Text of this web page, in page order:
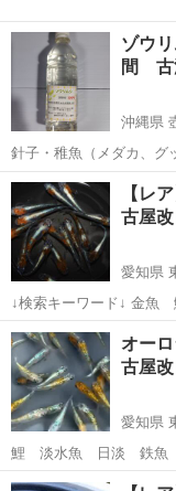
ゾウ
間 古
沖縄県
針子・稚魚（メダカ、グ
活きエサです…
沖縄 那覇市 壺川
【レ
古屋
愛知県
↓検索キー
ラ 観賞魚 鉄魚…
愛知 名古屋市
オー
古屋
愛知県
鯉 淡水魚 日淡 鉄
水草 ビオトープ ア…
愛知 名古屋市